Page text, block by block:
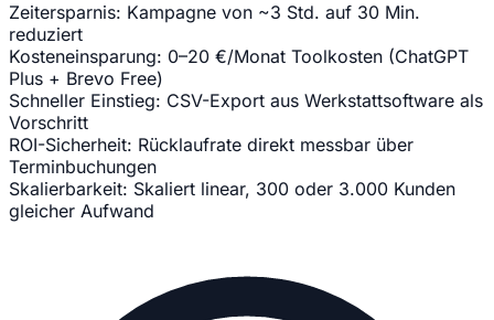
Zeitersparnis: Kampagne von ~3 Std. auf 30 Min.
reduziert
Kosteneinsparung: 0–20 €/Monat Toolkosten (ChatGPT
Plus + Brevo Free)
Schneller Einstieg: CSV-Export aus Werkstattsoftware als
Vorschritt
ROI-Sicherheit: Rücklaufrate direkt messbar über
Terminbuchungen
Skalierbarkeit: Skaliert linear, 300 oder 3.000 Kunden
gleicher Aufwand